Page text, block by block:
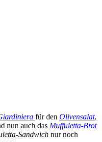
für den Olivensalat,
nun auch das Muffuletta-Brot
Sandwich nur noch